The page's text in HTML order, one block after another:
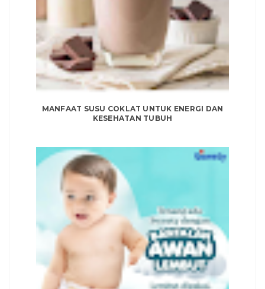
MANFAAT SUSU COKLAT UNTUK ENERGI DAN
KESEHATAN TUBUH